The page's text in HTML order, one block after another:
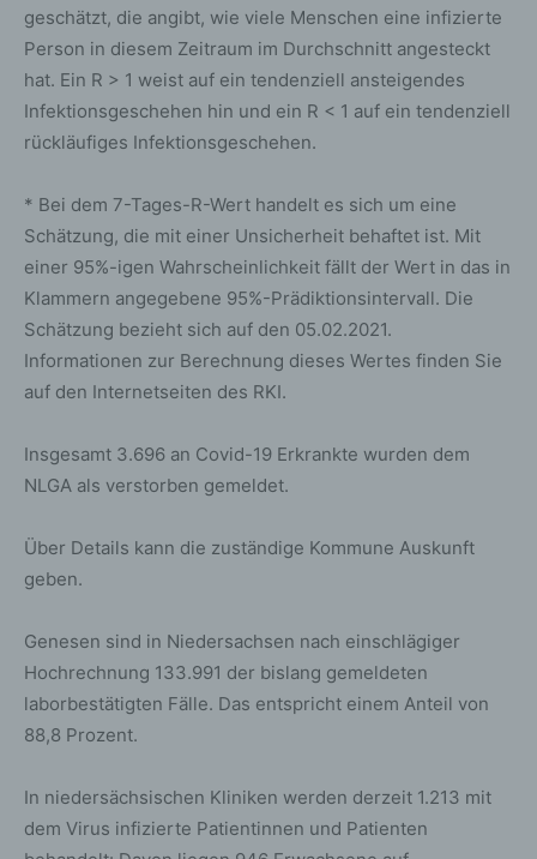
geschätzt, die angibt, wie viele Menschen eine infizierte
Person in diesem Zeitraum im Durchschnitt angesteckt
hat. Ein R > 1 weist auf ein tendenziell ansteigendes
Infektionsgeschehen hin und ein R < 1 auf ein tendenziell
rückläufiges Infektionsgeschehen.
* Bei dem 7-Tages-R-Wert handelt es sich um eine
Schätzung, die mit einer Unsicherheit behaftet ist. Mit
einer 95%-igen Wahrscheinlichkeit fällt der Wert in das in
Klammern angegebene 95%-Prädiktionsintervall. Die
Schätzung bezieht sich auf den 05.02.2021.
Informationen zur Berechnung dieses Wertes finden Sie
auf den Internetseiten des RKI.
Insgesamt 3.696 an Covid-19 Erkrankte wurden dem
NLGA als verstorben gemeldet.
Über Details kann die zuständige Kommune Auskunft
geben.
Genesen sind in Niedersachsen nach einschlägiger
Hochrechnung 133.991 der bislang gemeldeten
laborbestätigten Fälle. Das entspricht einem Anteil von
88,8 Prozent.
In niedersächsischen Kliniken werden derzeit 1.213 mit
dem Virus infizierte Patientinnen und Patienten